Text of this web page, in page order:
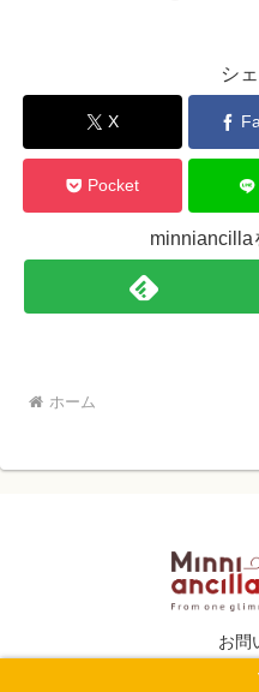
シ
X
Pocket
minniancilla
ホーム
お問
Copyright © 2022